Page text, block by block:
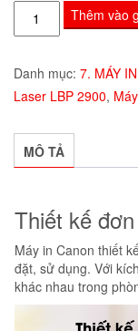
Máy
In
Trắng
Đen
LBP2900
số
Thêm vào
Danh mục: 7. MÁY
Laser LBP 2900,
MÔ TẢ
Thiết kế
Máy in Canon thiết
đặt, sử dụng. Với
khác nhau trong